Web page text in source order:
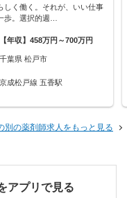
しく働く。それが、いい仕事
歩。選択的週…
【年収】458万円～700万円
千葉県 松戸市
京成松戸線 五香駅
別の薬剤師求人をもっと見る
アプリで見る